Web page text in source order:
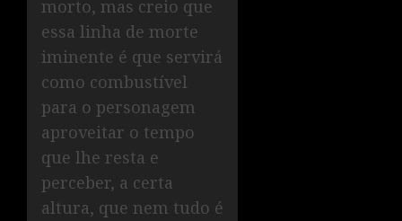
morto, mas creio que
essa linha de morte
iminente é que servirá
como combustível
para o personagem
aproveitar o tempo
que lhe resta e
perceber, a certa
altura, que nem tudo é